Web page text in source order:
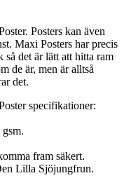
Posters kan även
Maxi Posters har precis
så det är lätt att hitta ram
de är, men är alltså
det.
specifikationer:
fram säkert.
Lilla Sjöjungfrun.